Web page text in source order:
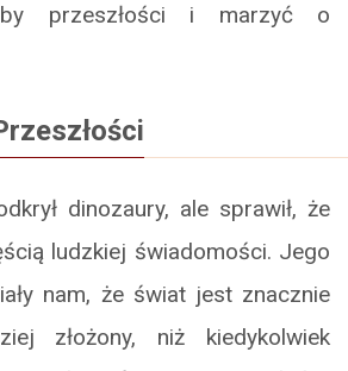
przeszłości i marzyć o
dinozaury, ale sprawił, że
ludzkiej świadomości. Jego
nam, że świat jest znacznie
złożony, niż kiedykolwiek